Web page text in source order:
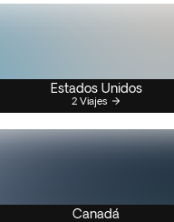
Estados Unidos
2 Viajes
Canadá